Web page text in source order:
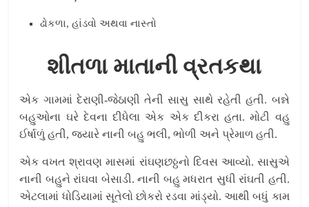
ઢોકળા, હાંડવો અથવા નાસ્તો
શીતળા માતાની વ્રતકથા
એક ગામમાં દેરાણી-જેઠાણી તેની સાસુ સાથે રહેતી હતી. બન્ને
બહુઓના ઘરે દેવના દીધેલા એક એક દીકરા હતા. મોટી વહુ
ઈર્ષાળું હતી, જ્યારે નાની બહુ ભલી, ભોળી અને પ્રેમાળ હતી.
એક વખત શ્રાવણ માસમાં રાંઘણછઠ્ઠનો દિવસ આવ્યો. સાસુએ
નાની બહુને રાંઘવા બેસાડી. નાની બહુ મધરાત સુધી રાંઘતી હતી.
એટલામાં ધોડિયામાં સૂતેલો છોકરો રડવા માંડ્યો. આથી બધું કામ